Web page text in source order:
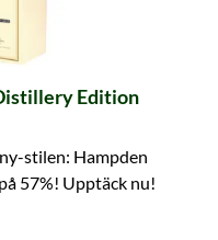
Edition
stilen: Hampden
57%! Upptäck nu!